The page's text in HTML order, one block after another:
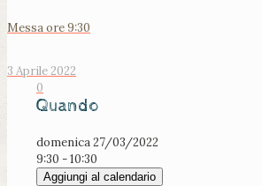
Messa ore 9:30
3 Aprile 2022
0
Quando
domenica 27/03/2022
9:30 - 10:30
Aggiungi al calendario